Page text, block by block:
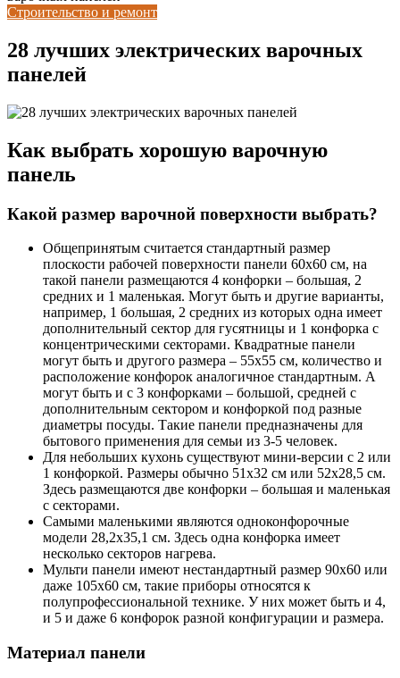
Строительство и ремонт
28 лучших электрических варочных
панелей
Как выбрать хорошую варочную
панель
Какой размер варочной поверхности выбрать?
Общепринятым считается стандартный размер
плоскости рабочей поверхности панели 60х60 см, на
такой панели размещаются 4 конфорки – большая, 2
средних и 1 маленькая. Могут быть и другие варианты,
например, 1 большая, 2 средних из которых одна имеет
дополнительный сектор для гусятницы и 1 конфорка с
концентрическими секторами. Квадратные панели
могут быть и другого размера – 55х55 см, количество и
расположение конфорок аналогичное стандартным. А
могут быть и с 3 конфорками – большой, средней с
дополнительным сектором и конфоркой под разные
диаметры посуды. Такие панели предназначены для
бытового применения для семьи из 3-5 человек.
Для небольших кухонь существуют мини-версии с 2 или
1 конфоркой. Размеры обычно 51х32 см или 52х28,5 см.
Здесь размещаются две конфорки – большая и маленькая
с секторами.
Самыми маленькими являются одноконфорочные
модели 28,2х35,1 см. Здесь одна конфорка имеет
несколько секторов нагрева.
Мульти панели имеют нестандартный размер 90х60 или
даже 105х60 см, такие приборы относятся к
полупрофессиональной технике. У них может быть и 4,
и 5 и даже 6 конфорок разной конфигурации и размера.
Материал панели